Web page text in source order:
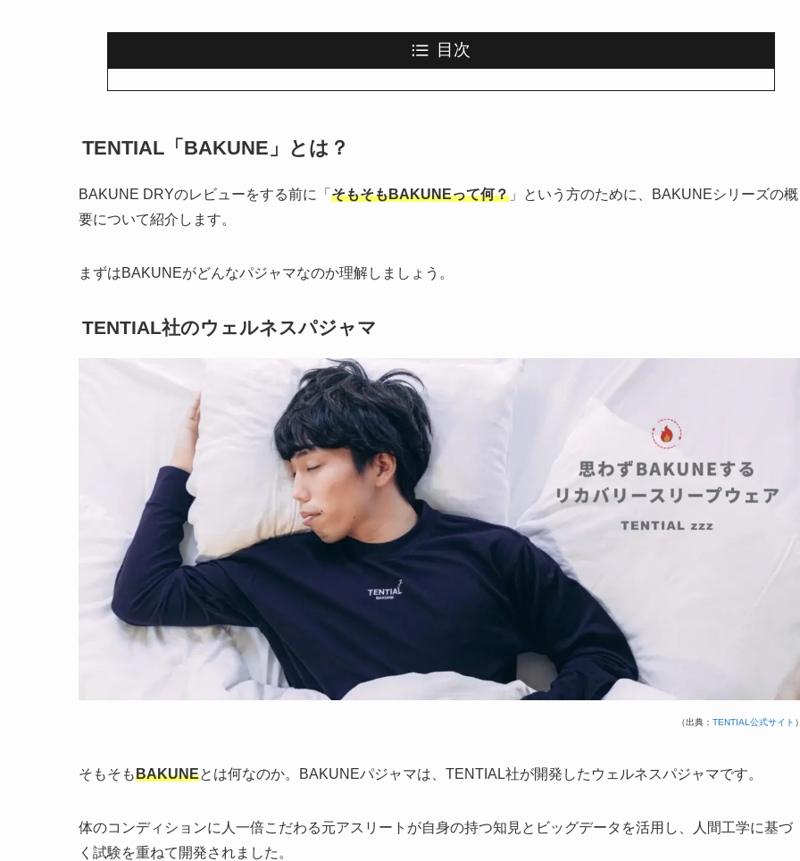
目次
TENTIAL「BAKUNE」とは？
BAKUNE DRYのレビューをする前に「 そもそもBAKUNEって何？ 」という方のために、BAKUNEシリーズの概
要について紹介します。
まずはBAKUNEがどんなパジャマなのか理解しましょう。
TENTIAL社のウェルネスパジャマ
（出典： TENTIAL公式サイト
そもそもBAKUNEとは何なのか。BAKUNEパジャマは、TENTIAL社が開発したウェルネスパジャマです。
体のコンディションに人一倍こだわる元アスリートが自身の持つ知見とビッグデータを活用し、人間工学に基づ
く試験を重ねて開発されました。